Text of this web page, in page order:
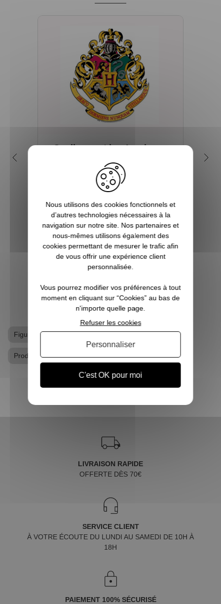
Quelles sont les 4 maisons
dans la saga Harry Potter ?
Depuis sa première parution en 1997, et
plus encore avec l’arrivée du film en 2001,
le phénomène Harry Potter a conquis la
culture mondiale. La Pottermania nous a
tous et toutes touchées. Qui n’a pas
attendu, fébrilement, le jour de s...
VOIR L'ARTICLE
Figurine Figurine Harry Potter
Produits dérivés Harry Potter
LIVRAISON RAPIDE
OFFERTE DÈS 70€
SERVICE CLIENT
À VOTRE ÉCOUTE DU LUNDI AU SAMEDI DE 10H À
18H
PAIEMENT 100% SÉCURISÉ
Nous utilisons des cookies fonctionnels et
d’autres technologies nécessaires à la
navigation sur notre site. Nos partenaires et
nous-mêmes utilisons également des
cookies permettant de mesurer le trafic afin
de vous offrir une expérience client
personnalisée.
Vous pourrez modifier vos préférences à tout
moment en cliquant sur “Cookies” au bas de
n'importe quelle page.
C'est OK pour moi
Refuser les cookies
Personnaliser